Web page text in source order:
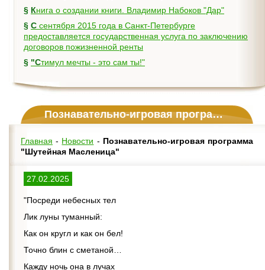
§
Книга о создании книги. Владимир Набоков "Дар"
§ С сентября 2015 года в Санкт-Петербурге
предоставляется государственная услуга по заключению
договоров пожизненной ренты
§
"Стимул мечты - это сам ты!"
Познавательно-игровая программа "Шутейная Масленица"
Главная - Новости - Познавательно-игровая программа
"Шутейная Масленица"
27.02.2025
"Посреди небесных тел
Лик луны туманный:
Как он кругл и как он бел!
Точно блин с сметаной…
Кажду ночь она в лучах